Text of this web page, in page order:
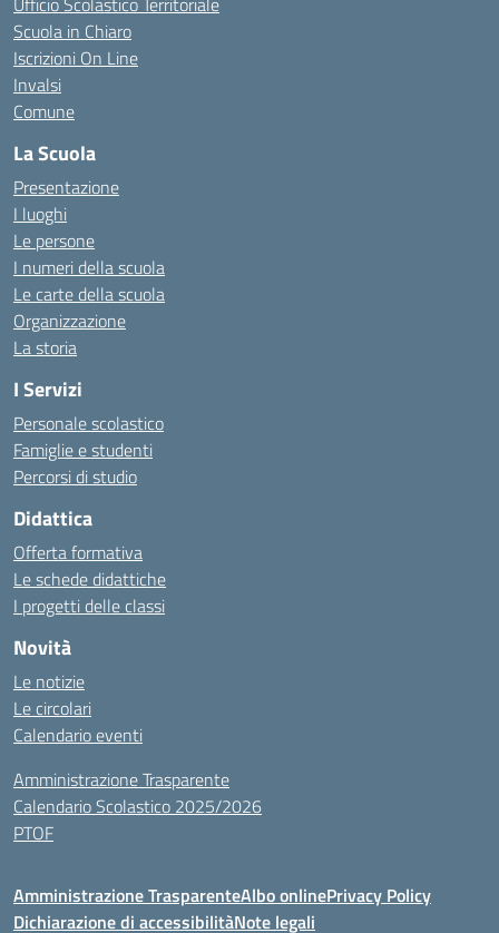
Scuola in Chiaro
Iscrizioni On Line
Invalsi
Comune
La Scuola
Presentazione
I luoghi
Le persone
I numeri della scuola
Le carte della scuola
Organizzazione
La storia
I Servizi
Personale scolastico
Famiglie e studenti
Percorsi di studio
Didattica
Offerta formativa
Le schede didattiche
I progetti delle classi
Novità
Le notizie
Le circolari
Calendario eventi
Amministrazione Trasparente
Calendario Scolastico 2025/2026
PTOF
Amministrazione TrasparenteAlbo onlinePrivacy Policy
Dichiarazione di accessibilitàNote legali